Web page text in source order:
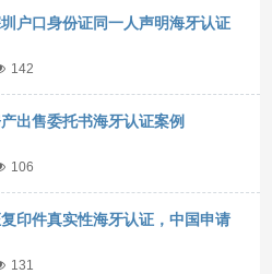
户口身份证同一人声明海牙认证
142
出售委托书海牙认证案例
106
印件真实性海牙认证，中国申请
131